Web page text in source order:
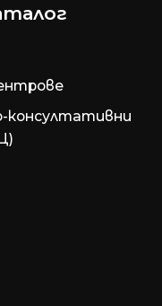
консултативни